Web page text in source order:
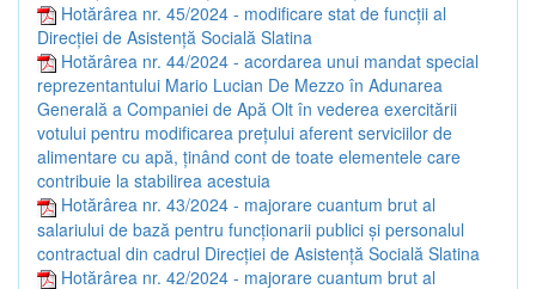
Hotărârea nr. 45/2024 - modificare stat de funcții al
Direcției de Asistență Socială Slatina
Hotărârea nr. 44/2024 - acordarea unui mandat special
reprezentantului Mario Lucian De Mezzo în Adunarea
Generală a Companiei de Apă Olt în vederea exercitării
votului pentru modificarea prețului aferent serviciilor de
alimentare cu apă, ținând cont de toate elementele care
contribuie la stabilirea acestuia
Hotărârea nr. 43/2024 - majorare cuantum brut al
salariului de bază pentru funcționarii publici și personalul
contractual din cadrul Direcției de Asistență Socială Slatina
Hotărârea nr. 42/2024 - majorare cuantum brut al